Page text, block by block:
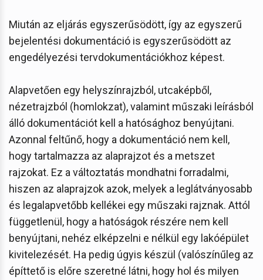
Miután az eljárás egyszerűsödött, így az egyszerű
bejelentési dokumentáció is egyszerűsödött az
engedélyezési tervdokumentációkhoz képest.
Alapvetően egy helyszínrajzból, utcaképből,
nézetrajzból (homlokzat), valamint műszaki leírásból
álló dokumentációt kell a hatósághoz benyújtani.
Azonnal feltűnő, hogy a dokumentáció nem kell,
hogy tartalmazza az alaprajzot és a metszet
rajzokat. Ez a változtatás mondhatni forradalmi,
hiszen az alaprajzok azok, melyek a leglátványosabb
és legalapvetőbb kellékei egy műszaki rajznak. Attól
függetlenül, hogy a hatóságok részére nem kell
benyújtani, nehéz elképzelni e nélkül egy lakóépület
kivitelezését. Ha pedig úgyis készül (valószínűleg az
építtető is előre szeretné látni, hogy hol és milyen